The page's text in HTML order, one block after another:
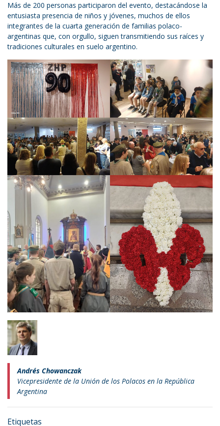
Más de 200 personas participaron del evento, destacándose la
entusiasta presencia de niños y jóvenes, muchos de ellos
integrantes de la cuarta generación de familias polaco-
argentinas que, con orgullo, siguen transmitiendo sus raíces y
tradiciones culturales en suelo argentino.
Andrés Chowanczak
Vicepresidente de la Unión de los Polacos en la República
Argentina
Etiquetas